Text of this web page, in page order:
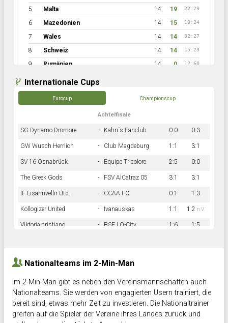
5 Malta 14 19 22:29
6 Mazedonien 14 15 19:24
7 Wales 14 14 32:27
8 Schweiz 14 14 15:23
9 Rumänien 14 0 12:60
Internationale Cups
Eurocup Championscup
Achtelfinale
SG Dynamo Dromore - Kahn´s Fanclub 0:0 0:3
GW Wusch Herrlich - Club Magdeburg 1:1 3:1
SV 16 Osnabrück - Equipe Tricolore 2:5 0:0
The Greek Gods - FSV AlCatraz 05 3:1 3:1
IF Lisannvellir Utd. - CCAA FC 0:1 1:3
Kollogizer United - Ivanauskas 1:1 1:2 n.V.
Viktoria cristiano - BSF LO-City 1:6 1:5
Nationalteams im 2-Min-Man
Im 2-Min-Man gibt es neben den Vereinsmannschaften auch
Nationalteams. Sie werden von engagierten Usern trainiert, die
bereit sind, etwas mehr Zeit zu investieren. Die Nationaltrainer
greifen auf die Spieler der Vereine ihres Landes zurück und